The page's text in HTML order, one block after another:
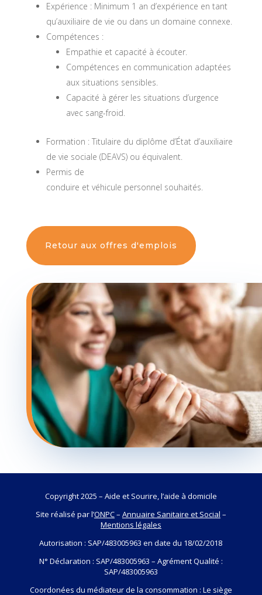
Expérience : Minimum 1 an d’expérience en tant
qu’auxiliaire de vie ou dans un domaine connexe.
Compétences :
Empathie et capacité à écouter.
Compétences en communication adaptées
aux situations sensibles.
Capacité à gérer les situations d’urgence
avec sang-froid.
Formation : Titulaire du diplôme d’État d’auxiliaire
de vie sociale (DEAVS) ou équivalent.
Permis de
conduire et véhicule personnel souhaités.
Retour aux offres d'emplois
Copyright 2025 – Aide et Sourire, l’aide à domicile
Site réalisé par l’ONPC– Annuaire Sanitaire et Social –
Mentions légales
Autorisation : SAP/483005963 en date du 18/02/2018
N° Déclaration : SAP/483005963 – Agrément Qualité :
SAP/483005963
Coordonées du médiateur de la consommation : Le siège